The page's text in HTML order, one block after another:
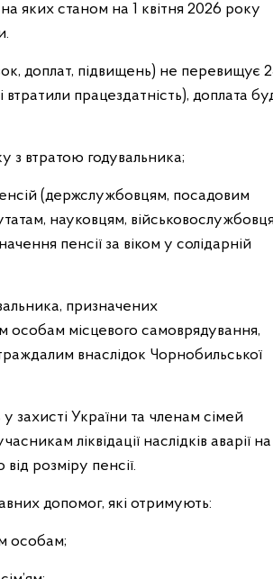
яких станом на 1 квітня 2026 року
доплат, підвищень) не перевищує
працездатність), доплата
з втратою годувальника;
(держслужбовцям, посадовим
науковцям,
пенсії за віком у солідарній
призначених
особам місцевого самоврядування,
внаслідок Чорнобильської
України та членам сімей
ліквідації наслідків аварії на
розміру пенсії.
допомог, які отримують:
особам;